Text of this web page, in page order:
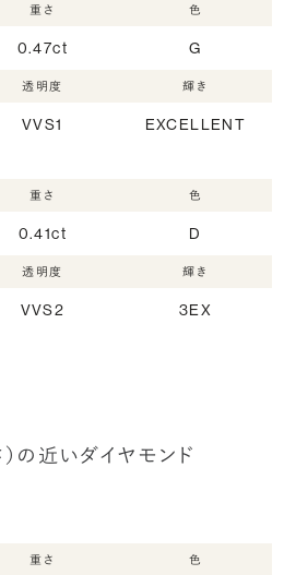
重さ
0.47ct
色
G
透明度
VVS1
輝き
EXCELLENT
重さ
0.41ct
色
D
透明度
VVS2
輝き
3EX
）の近いダイヤモンド
重さ 色